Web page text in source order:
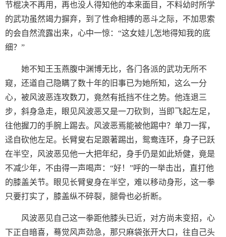
节棍决不再用，再也没人得知他的本来面目，不料幼时所学
的武功虽然竭力摒弃，到了性命相搏的恶斗之际，不加思索
的会自然流露出来，心中一惊：“这女娃儿怎地得知我的底
细？”
她不知王玉燕腹中渊博无比，各门各派的武功无所不
窥，还道自己隐瞒了数十年的旧事已为她所知，这么一分
心，被风波恶连攻数刀，竟然有抵挡不住之势。他连退三
步，斜身急走，眼见风波恶又是一刀砍到，当即飞起左足，
往他握刀的手腕上踢去。风波恶焉能被他踢中？单刀一挥，
迳自砍他左足。长臂叟右足跟著踢出，鸳鸯连环，身子已跃
在半空，风波恶见他一大把年纪，身手仍是如此矫健，竟是
不减少年，不由得一声喝声：“好！”呼的一举击出，直打他
的膝盖关节。眼见长臂叟身在半空，难以移动身形，这一拳
只要打实了，膝盖纵不碎裂，腿骨也必折断。
风波恶见自己这一拳距他膝头已近，对方尚未变招，心
下正自暗喜，蓦觉风声劲急，那只麻袋张开大口，往自己头